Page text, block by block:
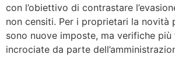
con l’obiettivo di contrastare
non censiti. Per i proprietari la novità
sono nuove imposte, ma verifiche
incrociate da parte